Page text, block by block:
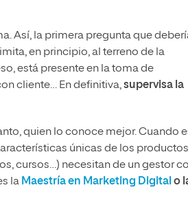
Así, la primera pregunta que
en principio, al terreno de la
está presente en la toma de
cliente… En definitiva,supervisa la
quien lo conoce mejor. Cuando
únicas de los productos
cursos…) necesitan de un gestor
la Maestría en Marketing Digital o